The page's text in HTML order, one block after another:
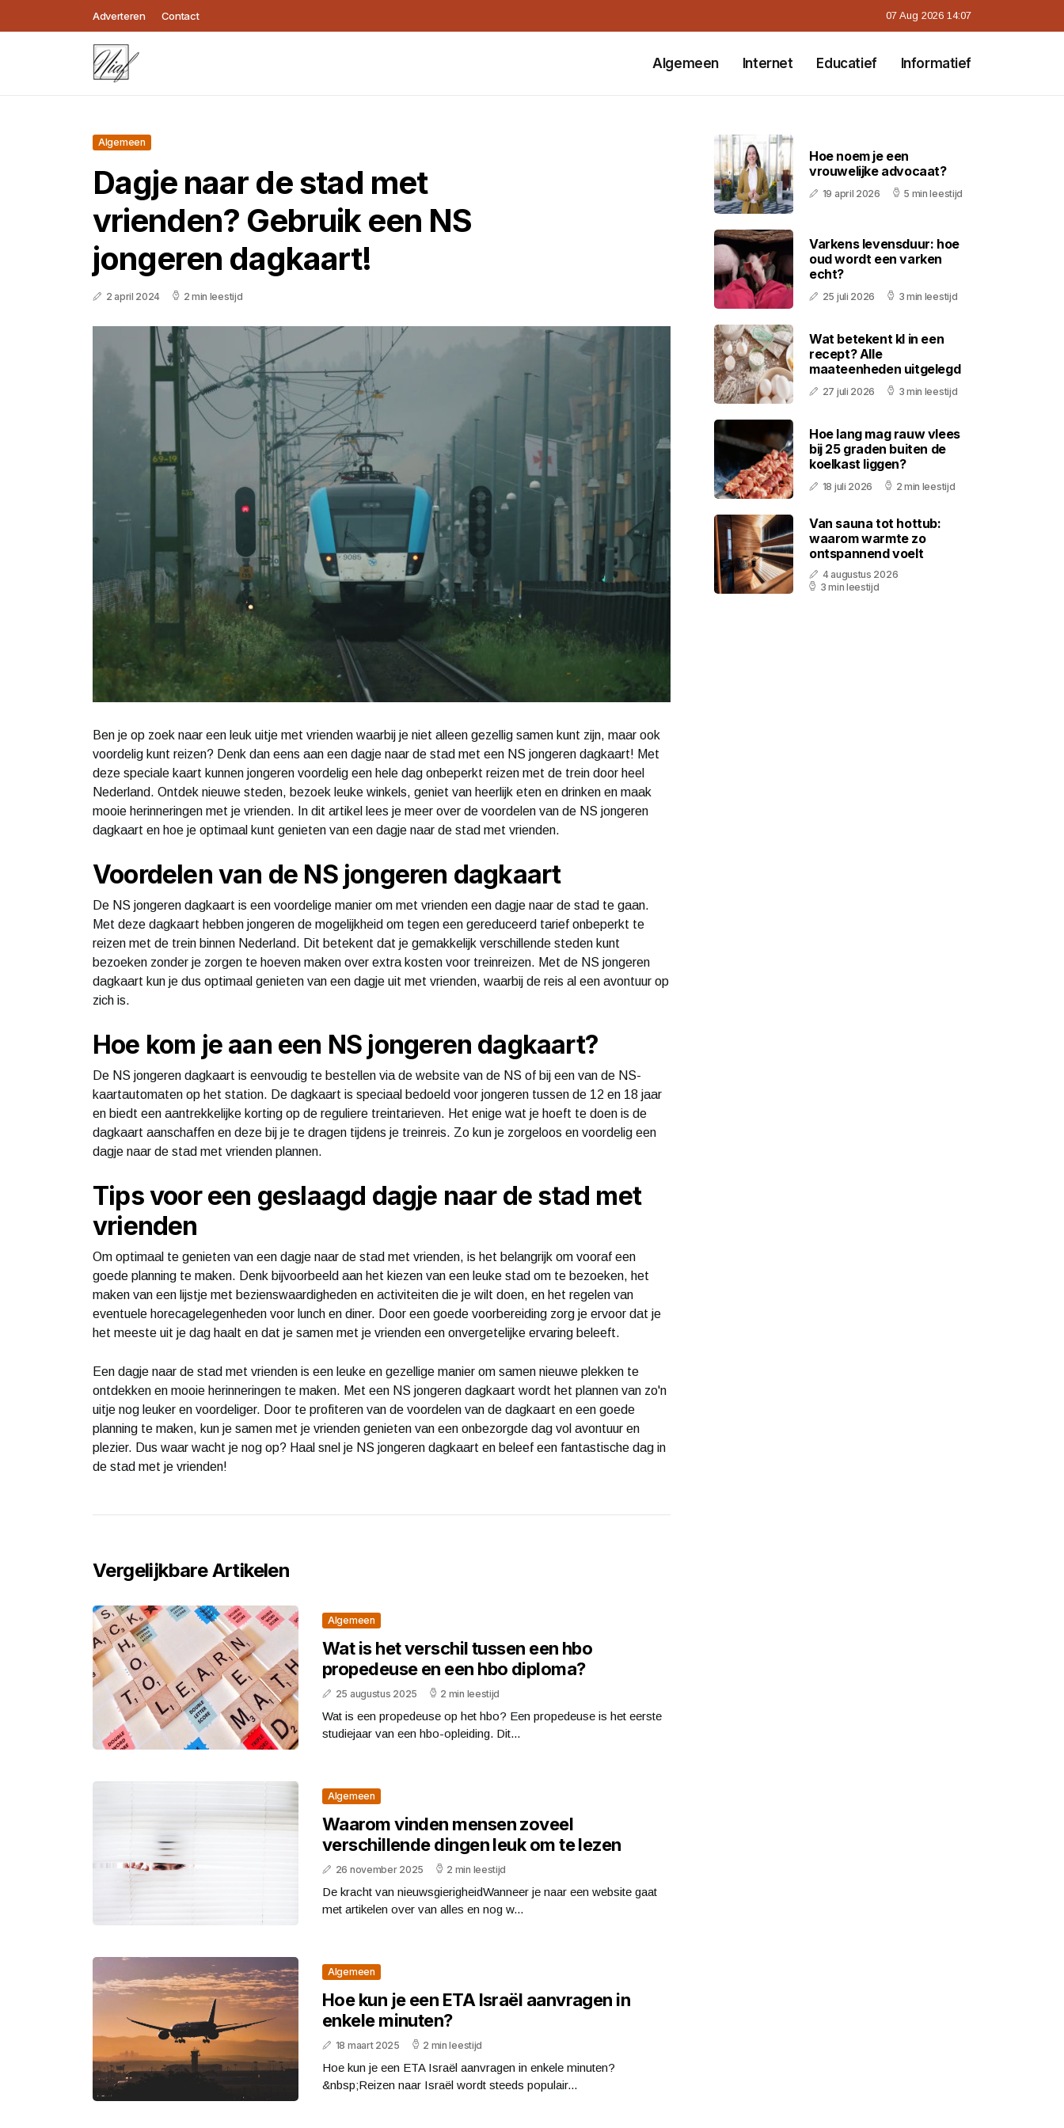
Adverteren Contact 07 Aug 2026 14:07
Algemeen Internet Educatief Informatief
Algemeen
Dagje naar de stad met
vrienden? Gebruik een NS
jongeren dagkaart!
2 april 2024 2 min leestijd
Ben je op zoek naar een leuk uitje met vrienden waarbij je niet alleen gezellig samen kunt zijn, maar ook
voordelig kunt reizen? Denk dan eens aan een dagje naar de stad met een NS jongeren dagkaart! Met
deze speciale kaart kunnen jongeren voordelig een hele dag onbeperkt reizen met de trein door heel
Nederland. Ontdek nieuwe steden, bezoek leuke winkels, geniet van heerlijk eten en drinken en maak
mooie herinneringen met je vrienden. In dit artikel lees je meer over de voordelen van de NS jongeren
dagkaart en hoe je optimaal kunt genieten van een dagje naar de stad met vrienden.
Voordelen van de NS jongeren dagkaart
De NS jongeren dagkaart is een voordelige manier om met vrienden een dagje naar de stad te gaan.
Met deze dagkaart hebben jongeren de mogelijkheid om tegen een gereduceerd tarief onbeperkt te
reizen met de trein binnen Nederland. Dit betekent dat je gemakkelijk verschillende steden kunt
bezoeken zonder je zorgen te hoeven maken over extra kosten voor treinreizen. Met de NS jongeren
dagkaart kun je dus optimaal genieten van een dagje uit met vrienden, waarbij de reis al een avontuur op
zich is.
Hoe kom je aan een NS jongeren dagkaart?
De NS jongeren dagkaart is eenvoudig te bestellen via de website van de NS of bij een van de NS-
kaartautomaten op het station. De dagkaart is speciaal bedoeld voor jongeren tussen de 12 en 18 jaar
en biedt een aantrekkelijke korting op de reguliere treintarieven. Het enige wat je hoeft te doen is de
dagkaart aanschaffen en deze bij je te dragen tijdens je treinreis. Zo kun je zorgeloos en voordelig een
dagje naar de stad met vrienden plannen.
Tips voor een geslaagd dagje naar de stad met
vrienden
Om optimaal te genieten van een dagje naar de stad met vrienden, is het belangrijk om vooraf een
goede planning te maken. Denk bijvoorbeeld aan het kiezen van een leuke stad om te bezoeken, het
maken van een lijstje met bezienswaardigheden en activiteiten die je wilt doen, en het regelen van
eventuele horecagelegenheden voor lunch en diner. Door een goede voorbereiding zorg je ervoor dat je
het meeste uit je dag haalt en dat je samen met je vrienden een onvergetelijke ervaring beleeft.
Een dagje naar de stad met vrienden is een leuke en gezellige manier om samen nieuwe plekken te
ontdekken en mooie herinneringen te maken. Met een NS jongeren dagkaart wordt het plannen van zo'n
uitje nog leuker en voordeliger. Door te profiteren van de voordelen van de dagkaart en een goede
planning te maken, kun je samen met je vrienden genieten van een onbezorgde dag vol avontuur en
plezier. Dus waar wacht je nog op? Haal snel je NS jongeren dagkaart en beleef een fantastische dag in
de stad met je vrienden!
Vergelijkbare Artikelen
Algemeen
Wat is het verschil tussen een hbo
propedeuse en een hbo diploma?
25 augustus 2025 2 min leestijd
Wat is een propedeuse op het hbo? Een propedeuse is het eerste
studiejaar van een hbo-opleiding. Dit...
Algemeen
Waarom vinden mensen zoveel
verschillende dingen leuk om te lezen
26 november 2025 2 min leestijd
De kracht van nieuwsgierigheidWanneer je naar een website gaat
met artikelen over van alles en nog w...
Algemeen
Hoe kun je een ETA Israël aanvragen in
enkele minuten?
18 maart 2025 2 min leestijd
Hoe kun je een ETA Israël aanvragen in enkele minuten?
&nbsp;Reizen naar Israël wordt steeds populair...
Hoe noem je een
vrouwelijke advocaat?
19 april 2026 5 min leestijd
Varkens levensduur: hoe
oud wordt een varken
echt?
25 juli 2026 3 min leestijd
Wat betekent kl in een
recept? Alle
maateenheden uitgelegd
27 juli 2026 3 min leestijd
Hoe lang mag rauw vlees
bij 25 graden buiten de
koelkast liggen?
18 juli 2026 2 min leestijd
Van sauna tot hottub:
waarom warmte zo
ontspannend voelt
4 augustus 2026
3 min leestijd